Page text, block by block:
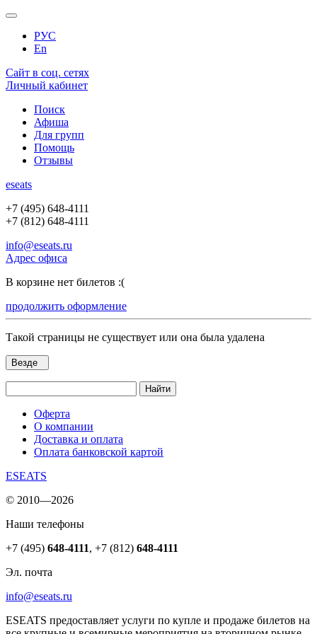
РУС
En
Сайт в соц. сетях
Личный кабинет
Поиск
Афиша
Для групп
Помощь
Отзывы
eseats
+7 (495) 648-4111
+7 (812) 648-4111
info@eseats.ru
Адрес офиса
В корзине нет билетов :(
продолжить оформление
Такой страницы не существует или она была удалена
Везде
Найти
Оферта
О компании
Доставка и оплата
Оплата банковской картой
ESEATS
© 2010—2026
Наши телефоны
+7 (495) 648-4111, +7 (812) 648-4111
Эл. почта
info@eseats.ru
ESEATS предоставляет услуги по купле и продаже билетов на